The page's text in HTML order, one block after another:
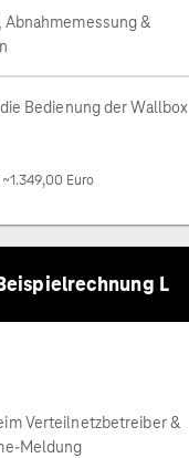
&
Bedienung der Wallbox
Euro
L
Verteilnetzbetreiber &
Meldung